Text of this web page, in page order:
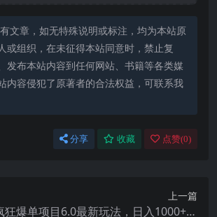
文章，如无特殊说明或标注，均为本站原
或组织，在未征得本站同意时，禁止复
发布本站内容到任何网站、书籍等各类媒
内容侵犯了原著者的合法权益，可联系我
分享 收藏 点赞(0)
上一篇
狂爆单项目6.0最新玩法，日入1000+玩